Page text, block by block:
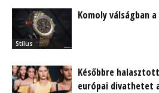
Stílus
Komoly válságban
Későbbre
európai divathetet